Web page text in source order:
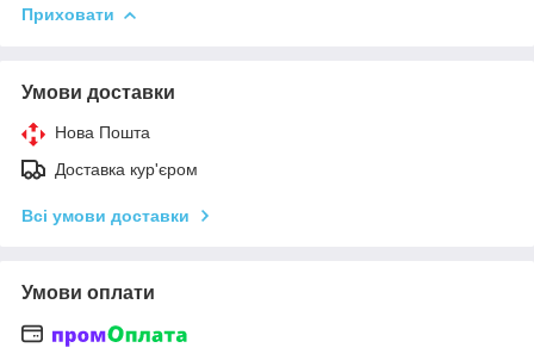
Приховати
Умови доставки
Нова Пошта
Доставка кур'єром
Всі умови доставки
Умови оплати